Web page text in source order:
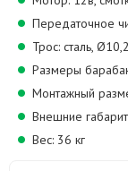
Передаточное
Трос: сталь,
Размеры
Монтажный
Внешние
Вес: 36 кг